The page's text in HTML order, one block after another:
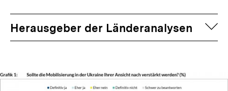
Herausgeber der Länderanalysen